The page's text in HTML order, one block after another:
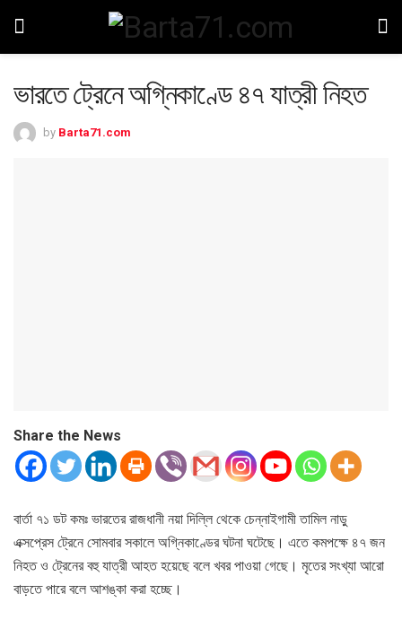
ভারতে ট্রেনে অগ্নিকাণ্ডে ৪৭ যাত্রী নিহত
by Barta71.com
Share the News
বার্তা ৭১ ডট কমঃ ভারতের রাজধানী নয়া দিল্লি থেকে চেন্নাইগামী তামিল নাড়ু
এক্সপ্রেস ট্রেনে সোমবার সকালে অগ্নিকাণ্ডের ঘটনা ঘটেছে। এতে কমপক্ষে ৪৭ জন
নিহত ও ট্রেনের বহু যাত্রী আহত হয়েছে বলে খবর পাওয়া গেছে। মৃতের সংখ্যা আরো
বাড়তে পারে বলে আশঙ্কা করা হচ্ছে।